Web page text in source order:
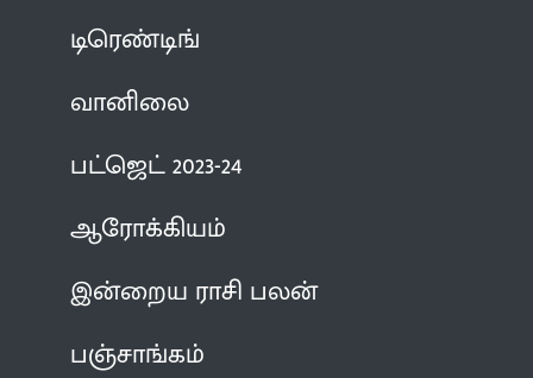
டிரெண்டிங்
வானிலை
பட்ஜெட் 2023-24
ஆரோக்கியம்
இன்றைய ராசி பலன்
பஞ்சாங்கம்